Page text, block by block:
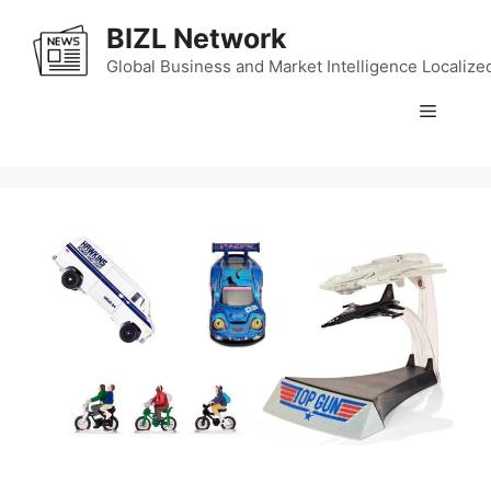
content
BIZL Network
Global Business and Market Intelligence
Menu